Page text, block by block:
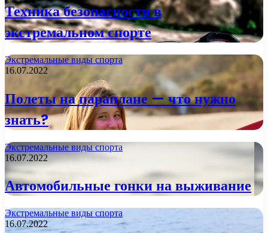
Техника безопасности в
экстремальном спорте
Экстремальные виды спорта
16.07.2022
Полеты на параплане — что нужно
знать?
Экстремальные виды спорта
16.07.2022
Автомобильные гонки на выживание
Экстремальные виды спорта
16.07.2022